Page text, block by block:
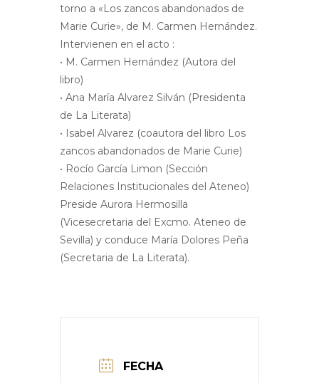
torno a «Los zancos abandonados de
Marie Curie», de M. Carmen Hernández.
Intervienen en el acto :
• M. Carmen Hernández (Autora del
libro)
• Ana María Alvarez Silván (Presidenta
de La Literata)
• Isabel Alvarez (coautora del libro Los
zancos abandonados de Marie Curie)
• Rocío García Limon (Sección
Relaciones Institucionales del Ateneo)
Preside Aurora Hermosilla
(Vicesecretaria del Excmo. Ateneo de
Sevilla) y conduce María Dolores Peña
(Secretaria de La Literata).
FECHA